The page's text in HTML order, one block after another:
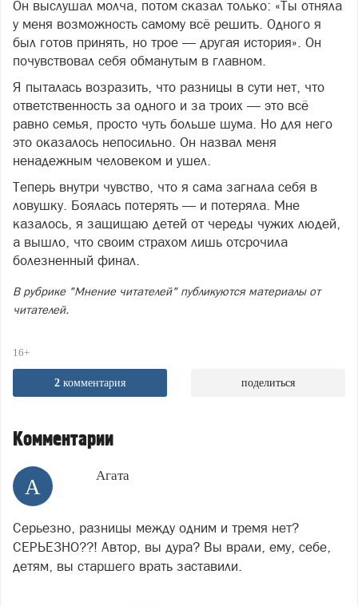
Он выслушал молча, потом сказал только: «Ты отняла
у меня возможность самому всё решить. Одного я
был готов принять, но трое — другая история». Он
почувствовал себя обманутым в главном.
Я пыталась возразить, что разницы в сути нет, что
ответственность за одного и за троих — это всё
равно семья, просто чуть больше шума. Но для него
это оказалось непосильно. Он назвал меня
ненадежным человеком и ушел.
Теперь внутри чувство, что я сама загнала себя в
ловушку. Боялась потерять — и потеряла. Мне
казалось, я защищаю детей от череды чужих людей,
а вышло, что своим страхом лишь отсрочила
болезненный финал.
В рубрике "Мнение читателей" публикуются материалы от
читателей.
16+
2 комментария поделиться
Комментарии
А Агата
Серьезно, разницы между одним и тремя нет?
СЕРЬЕЗНО??! Автор, вы дура? Вы врали, ему, себе,
детям, вы старшего врать заставили.